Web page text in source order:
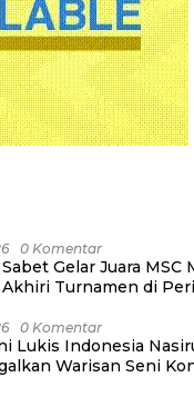
0 Komentar
Gelar Juara MSC
Akhiri Turnamen di
0 Komentar
Lukis Indonesia
Warisan Seni